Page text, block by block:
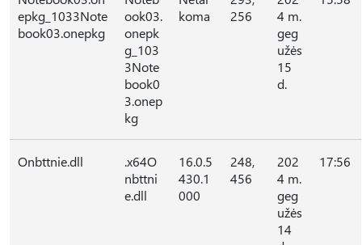
epkg_1033Note
book03.onepkg
ook03.
onepk
g_103
3Note
book0
3.onep
kg
koma
256
4 m.
geg
užės
15
d.
Onbttnie.dll
.x64O
nbttni
e.dll
16.0.5
430.1
000
248,
456
202
4 m.
geg
užės
14
17:56